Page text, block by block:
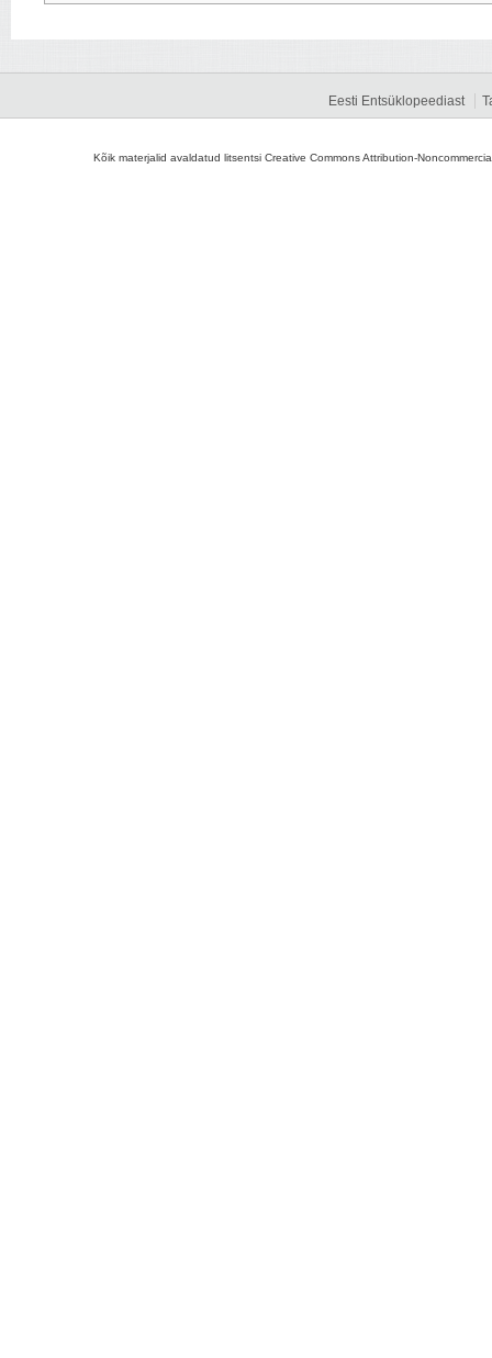
Eesti Entsüklopeediast
Kõik materjalid avaldatud litsentsi Creative Commons Attribution-